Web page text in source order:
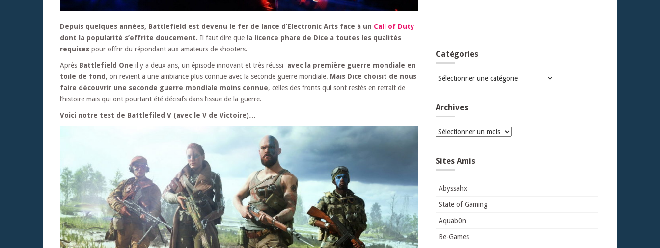
Depuis quelques années, Battlefield est devenu le fer de lance d’Electronic Arts face à un Call of Duty
dont la popularité s’effrite doucement. Il faut dire que la licence phare de Dice a toutes les qualités
requises pour offrir du répondant aux amateurs de shooters.
Après Battlefield One il y a deux ans, un épisode innovant et très réussi avec la première guerre mondiale en
toile de fond , on revient à une ambiance plus connue avec la seconde guerre mondiale. Mais Dice choisit de nous
faire découvrir une seconde guerre mondiale moins connue, celles des fronts qui sont restés en retrait de
l’histoire mais qui ont pourtant été décisifs dans l’issue de la guerre.
Voici notre test de Battlefiled V (avec le V de Victoire)…
Catégories
Catégories
Archives
Archives
Sites Amis
Abyssahx
State of Gaming
Aquab0n
Be-Games